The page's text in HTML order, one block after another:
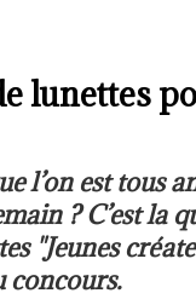
lunettes
l’on est tous
? C’est la
"Jeunes
concours.